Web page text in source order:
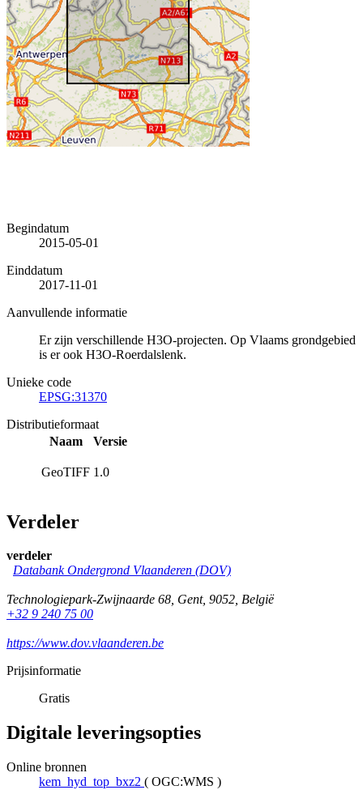
Begindatum
2015-05-01
Einddatum
2017-11-01
Aanvullende informatie
Er zijn verschillende H3O-projecten. Op Vlaams grondgebied
is er ook H3O-Roerdalslenk.
Unieke code
EPSG:31370
Distributieformaat
Naam
Versie
GeoTIFF 1.0
Verdeler
verdeler
Databank Ondergrond Vlaanderen (DOV)
Technologiepark-Zwijnaarde 68, Gent, 9052, België
+32 9 240 75 00
https://www.dov.vlaanderen.be
Prijsinformatie
Gratis
Digitale leveringsopties
Online bronnen
kem_hyd_top_bxz2 ( OGC:WMS )